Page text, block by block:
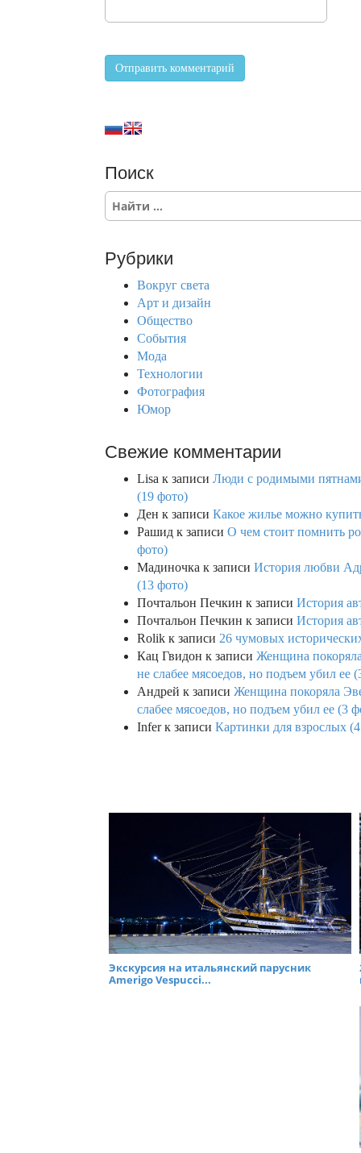
Поиск
S
e
c
Рубрики
Вокруг света
Арт и дизайн
Общество
События
Мода
Технологии
Фотография
Юмор
Свежие комментарии
Lisa к записи Люди с родимыми
(19 фото)
Ден к записи Какое жилье можно
Рашид к записи О чем стоит помнить
фото)
Мадиночка к записи История любви
(13 фото)
Почтальон Печкин к записи История
Почтальон Печкин к записи История
Rolik к записи 26 чумовых
Кац Гвидон к записи Женщина
не слабее мясоедов, но подъем убил ее
Андрей к записи Женщина покоряла
слабее мясоедов, но подъем убил ее (3
Inferк записи Картинки для взрослых
Экскурсия на итальянский парусник
Amerigo Vespucci...